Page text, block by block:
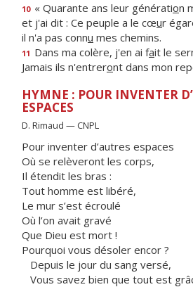
10 « Quarante ans leur génération
et j'ai dit : Ce peuple a le cœur
il n'a pas connu mes chemins.
11 Dans ma colère, j'en ai fait le
Jamais ils n'entreront dans mon
HYMNE : POUR INVENTER
ESPACES
D. Rimaud — CNPL
Pour inventer d’autres espaces
Où se relèveront les corps,
Il étendit les bras :
Tout homme est libéré,
Le mur s’est écroulé
Où l’on avait gravé
Que Dieu est mort !
Pourquoi vous désoler encor ?
Depuis le jour du sang versé,
Vous savez bien que tout est